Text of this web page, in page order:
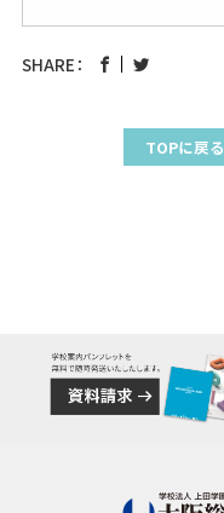
SHARE：
TOPに戻る